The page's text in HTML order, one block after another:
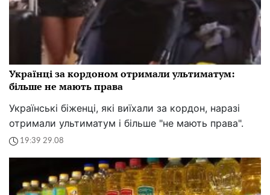
Українці за кордоном отримали ультиматум:
більше не мають права
Українські біженці, які виїхали за кордон, наразі
отримали ультиматум і більше "не мають права".
19:39 29.08